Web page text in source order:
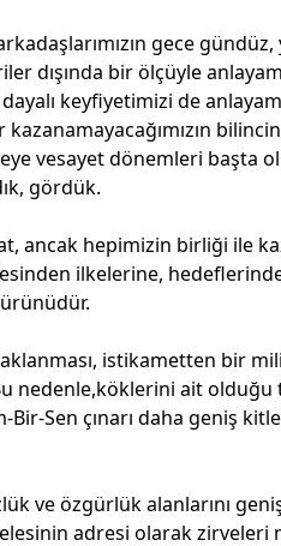
gece
dışında bir ölçüyle
keyfiyetimizi de
vesayet dönemleri başta
gördük.
ancak hepimizin birliği ile
ilkelerine,
istikametten bir
nedenle,köklerini ait olduğu
Sen çınarı daha geniş
ve özgürlük alanlarını
adresi olarak zirveleri